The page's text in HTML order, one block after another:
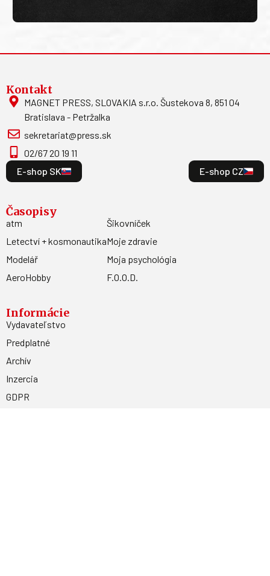
Kontakt
MAGNET PRESS, SLOVAKIA s.r.o. Šustekova 8, 851 04
Bratislava - Petržalka
sekretariat@press.sk
02/67 20 19 11
E-shop SK
E-shop CZ
Časopisy
atm
Letectví + kosmonautika
Modelář
AeroHobby
Šikovníček
Moje zdravie
Moja psychológia
F.O.O.D.
Informácie
Vydavateľstvo
Predplatné
Archív
Inzercia
GDPR